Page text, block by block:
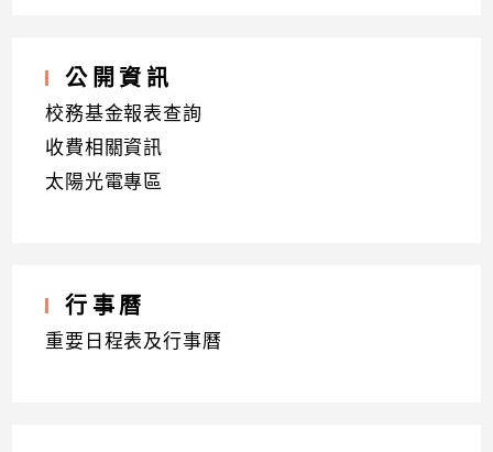
公開資訊
校務基金報表查詢
收費相關資訊
太陽光電專區
行事曆
重要日程表及行事曆